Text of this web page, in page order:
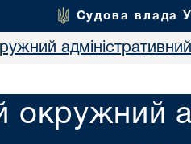
Судова влада
окружний